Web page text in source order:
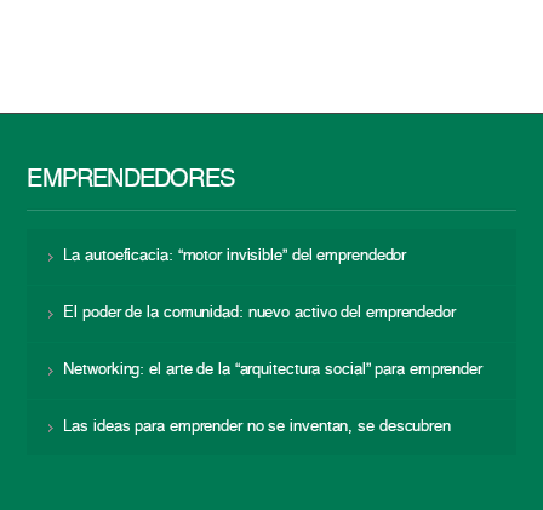
EMPRENDEDORES
La autoeficacia: “motor invisible” del emprendedor
El poder de la comunidad: nuevo activo del emprendedor
Networking: el arte de la “arquitectura social” para emprender
Las ideas para emprender no se inventan, se descubren